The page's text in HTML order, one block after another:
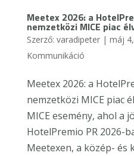
Meetex 2026: a
nemzetközi MICE piac
Szerző: varadipeter| máj
Kommunikáció
Meetex 2026: a
nemzetközi MICE piac
MICE esemény, ahol a
HotelPremio PR 2026-
Meetexen, a közép- és